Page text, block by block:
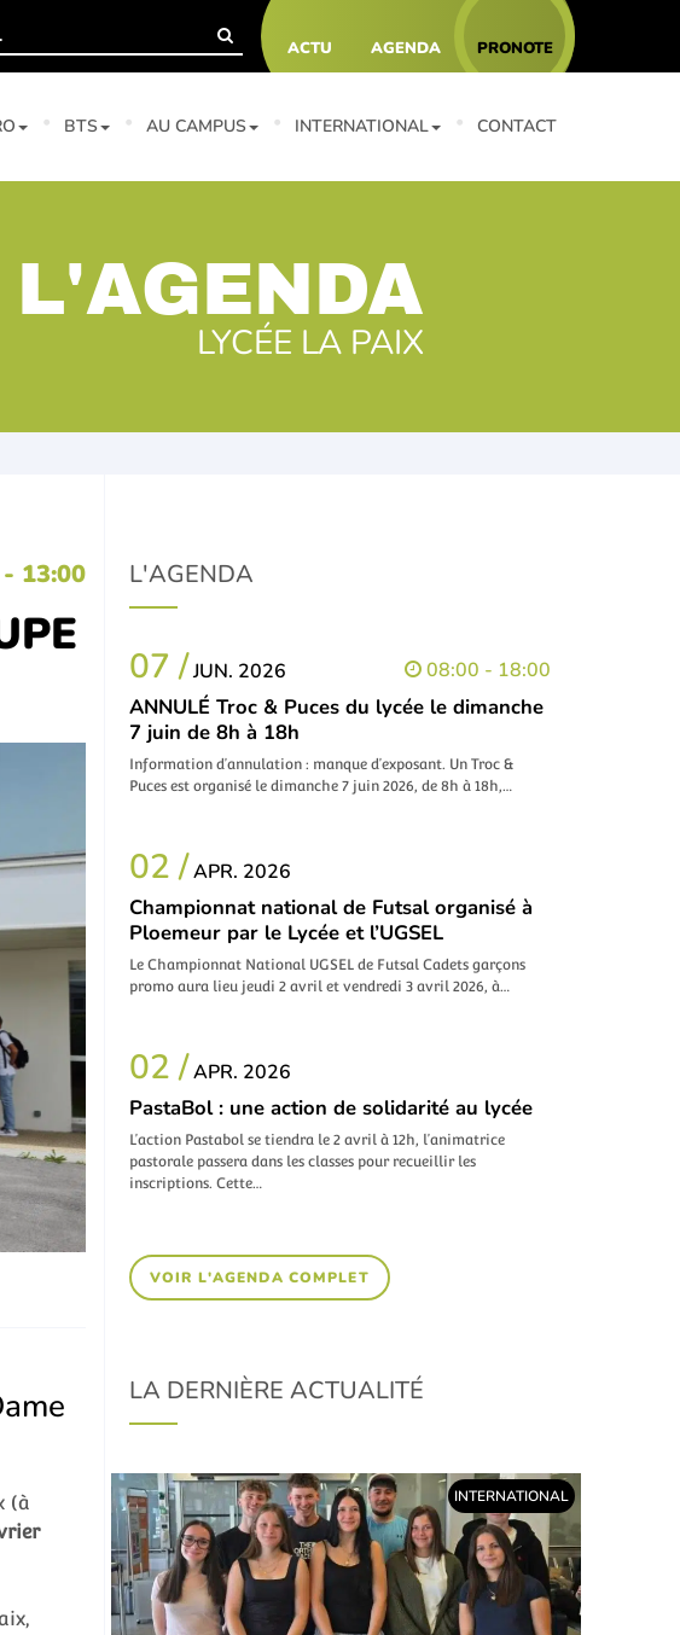
PRONOTE
AGENDA
ACTU
BTS AU CAMPUS INTERNATIONAL CONTACT
L'AGENDA
LYCÉE LA PAIX
13:00
(à
L'AGENDA
07 /JUN. 2026 08:00 - 18:00
ANNULÉ Troc & Puces du lycée le dimanche
7 juin de 8h à 18h
Information d’annulation : manque d’exposant. Un Troc &
Puces est organisé le dimanche 7 juin 2026, de 8h à 18h,…
02 /APR. 2026
Championnat national de Futsal organisé à
Ploemeur par le Lycée et l’UGSEL
Le Championnat National UGSEL de Futsal Cadets garçons
promo aura lieu jeudi 2 avril et vendredi 3 avril 2026, à…
02 /APR. 2026
PastaBol : une action de solidarité au lycée
L’action Pastabol se tiendra le 2 avril à 12h, l’animatrice
pastorale passera dans les classes pour recueillir les
inscriptions. Cette…
VOIR L'AGENDA COMPLET
LA DERNIÈRE ACTUALITÉ
INTERNATIONAL